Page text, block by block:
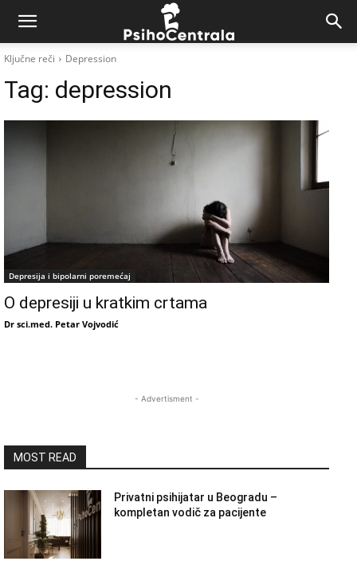
Ključne reči Depression
Tag: depression
Depresija i bipolarni poremećaj
O depresiji u kratkim crtama
Dr sci.med. Petar Vojvodić
- Advertisment -
MOST READ
Privatni psihijatar u Beogradu –
kompletan vodič za pacijente